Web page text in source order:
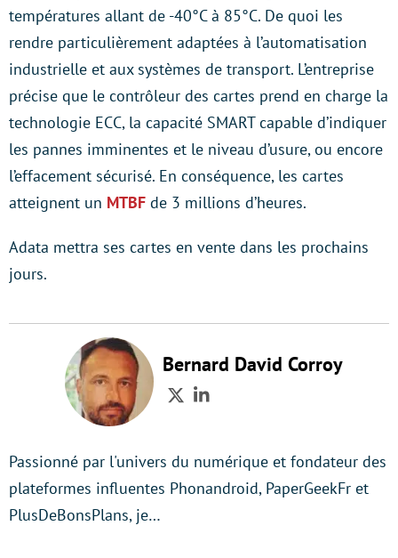
températures allant de -40°C à 85°C. De quoi les
rendre particulièrement adaptées à l’automatisation
industrielle et aux systèmes de transport. L’entreprise
précise que le contrôleur des cartes prend en charge la
technologie ECC, la capacité SMART capable d’indiquer
les pannes imminentes et le niveau d’usure, ou encore
l’effacement sécurisé. En conséquence, les cartes
atteignent un MTBF de 3 millions d’heures.
Adata mettra ses cartes en vente dans les prochains
jours.
Bernard David Corroy
TwitterLinkedIn
Passionné par l'univers du numérique et fondateur des
plateformes influentes Phonandroid, PaperGeekFr et
PlusDeBonsPlans, je…